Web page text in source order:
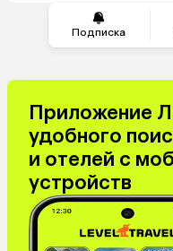
Подписка
Приложение
удобного
и отелей с
устройств